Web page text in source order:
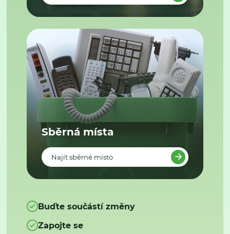
Sběrná místa
Najít sběrné místo
Buďte součástí změny
Zapojte se